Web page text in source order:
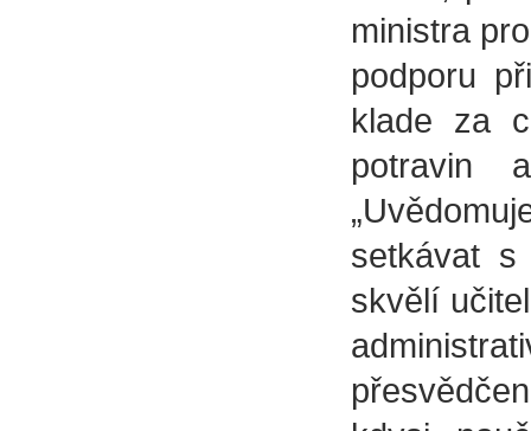
ministra
podporu
klade za
potravin
setkávat
skvělí